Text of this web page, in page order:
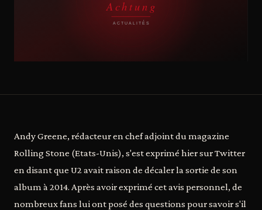
Andy Greene, rédacteur en chef adjoint du magazine
Rolling Stone (Etats-Unis), s'est exprimé hier sur Twitter
en disant que U2 avait raison de décaler la sortie de son
album à 2014. Après avoir exprimé cet avis personnel, de
nombreux fans lui ont posé des questions pour savoir s'il